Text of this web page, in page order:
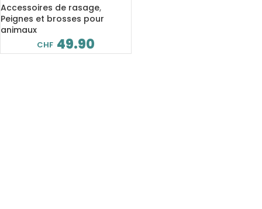
sans fil, rechargeable,
professionnel
Accessoires de rasage,
Peignes et brosses pour
animaux
CHF 49.90